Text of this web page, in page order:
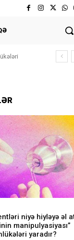
niyə hiyləyə əl
manipulyasiyası”
yaradır?